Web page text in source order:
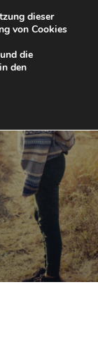
dieser
von Cookies
die
den